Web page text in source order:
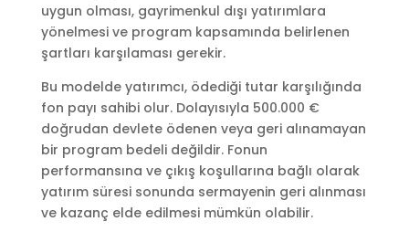
uygun olması, gayrimenkul dışı yatırımlara
yönelmesi ve program kapsamında belirlenen
şartları karşılaması gerekir.
Bu modelde yatırımcı, ödediği tutar karşılığında
fon payı sahibi olur. Dolayısıyla 500.000 €
doğrudan devlete ödenen veya geri alınamayan
bir program bedeli değildir. Fonun
performansına ve çıkış koşullarına bağlı olarak
yatırım süresi sonunda sermayenin geri alınması
ve kazanç elde edilmesi mümkün olabilir.